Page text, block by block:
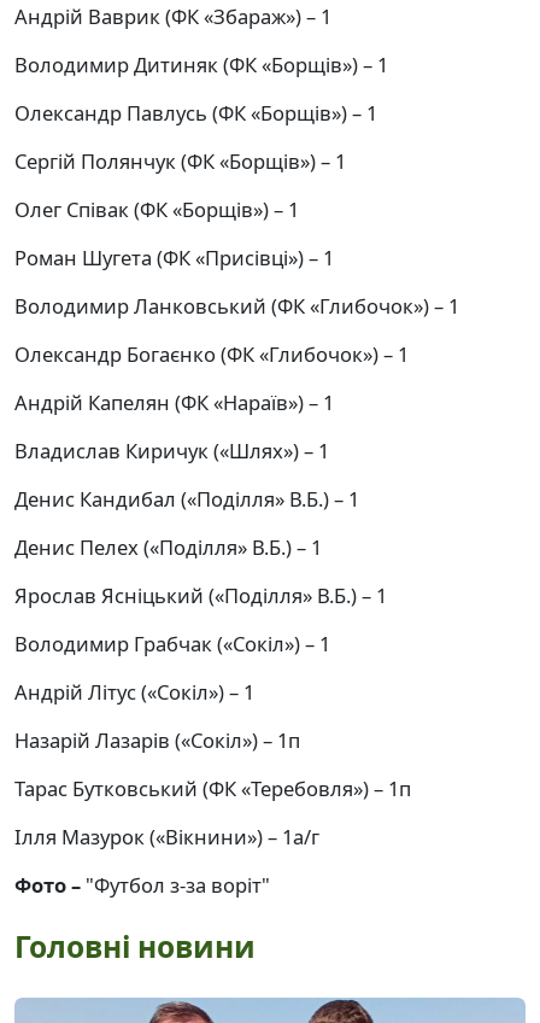
Андрій Ваврик (ФК «Збараж») – 1
Володимир Дитиняк (ФК «Борщів») – 1
Олександр Павлусь (ФК «Борщів») – 1
Сергій Полянчук (ФК «Борщів») – 1
Олег Співак (ФК «Борщів») – 1
Роман Шугета (ФК «Присівці») – 1
Володимир Ланковський (ФК «Глибочок») – 1
Олександр Богаєнко (ФК «Глибочок») – 1
Андрій Капелян (ФК «Нараїв») – 1
Владислав Киричук («Шлях») – 1
Денис Кандибал («Поділля» В.Б.) – 1
Денис Пелех («Поділля» В.Б.) – 1
Ярослав Ясніцький («Поділля» В.Б.) – 1
Володимир Грабчак («Сокіл») – 1
Андрій Літус («Сокіл») – 1
Назарій Лазарів («Сокіл») – 1п
Тарас Бутковський (ФК «Теребовля») – 1п
Ілля Мазурок («Вікнини») – 1а/г
Фото – "Футбол з-за воріт"
Головні новини